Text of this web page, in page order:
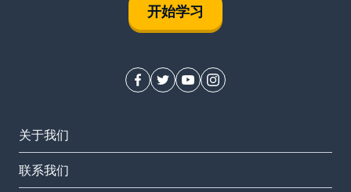
开始学习
关于我们
联系我们